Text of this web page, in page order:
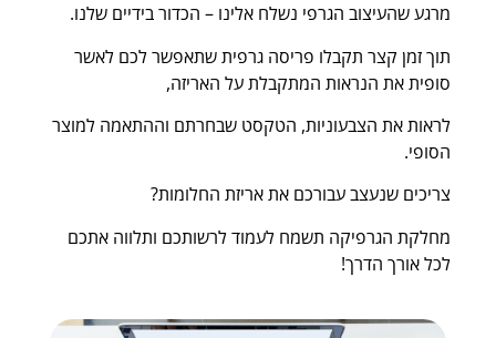
מרגע שהעיצוב הגרפי נשלח אלינו – הכדור בידיים שלנו.
תוך זמן קצר תקבלו פריסה גרפית שתאפשר לכם לאשר
סופית את הנראות המתקבלת על האריזה,
לראות את הצבעוניות, הטקסט שבחרתם וההתאמה למוצר
הסופי.
צריכים שנעצב עבורכם את אריזת החלומות?
מחלקת הגרפיקה תשמח לעמוד לרשותכם ותלווה אתכם
לכל אורך הדרך!